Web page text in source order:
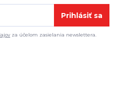
Prihlásiť sa
za účelom zasielania newslettera.